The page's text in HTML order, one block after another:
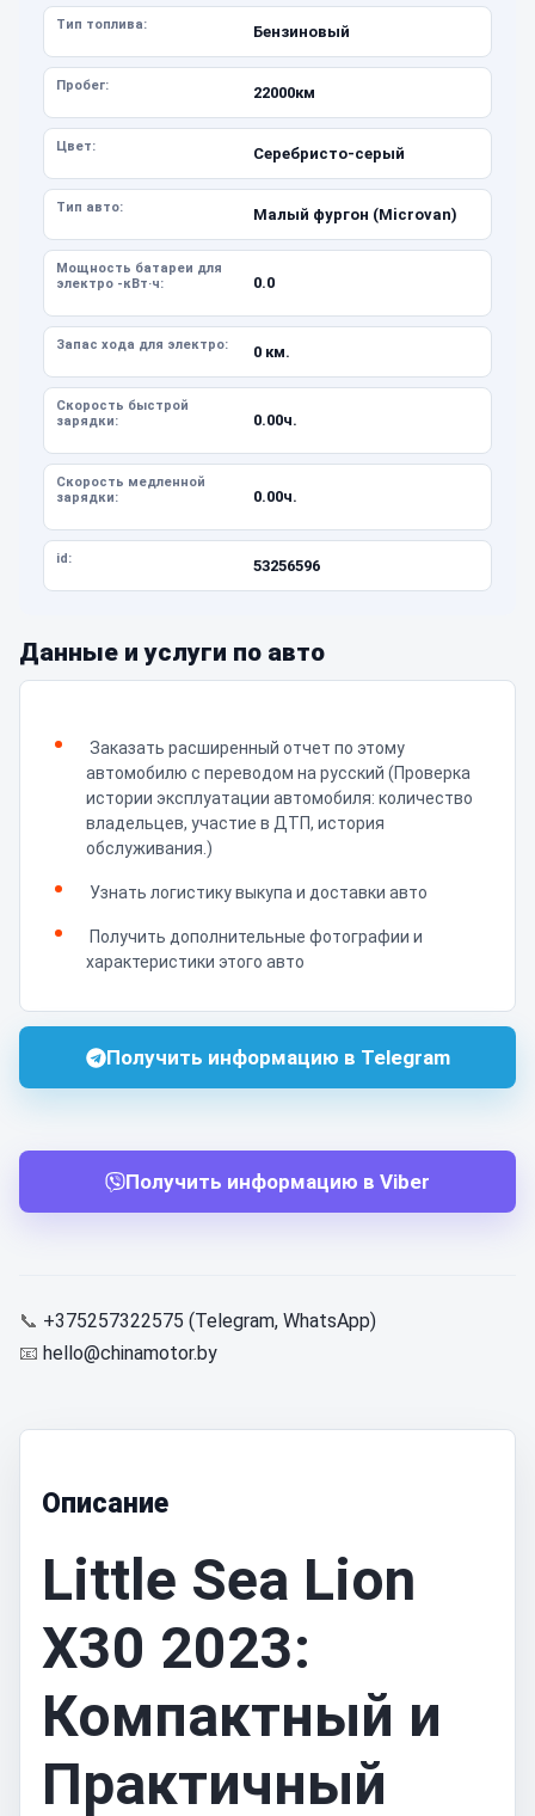
Тип топлива: Бензиновый
Пробег: 22000км
Цвет: Серебристо-серый
Тип авто: Малый фургон (Microvan)
Мощность батареи для
электро -кВт·ч:
0.0
Запас хода для электро: 0 км.
Скорость быстрой
зарядки:
0.00ч.
Скорость медленной
зарядки:
0.00ч.
id: 53256596
Данные и услуги по авто
Заказать расширенный отчет по этому
автомобилю с переводом на русский (Проверка
истории эксплуатации автомобиля: количество
владельцев, участие в ДТП, история
обслуживания.)
Узнать логистику выкупа и доставки авто
Получить дополнительные фотографии и
характеристики этого авто
Получить информацию в Telegram
Получить информацию в Viber
📞 +375257322575 (Telegram, WhatsApp)
📧 hello@chinamotor.by
Описание
Little Sea Lion
X30 2023:
Компактный и
Практичный